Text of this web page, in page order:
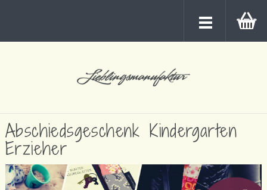
Abschiedsgeschenk Kindergarten
Erzieher